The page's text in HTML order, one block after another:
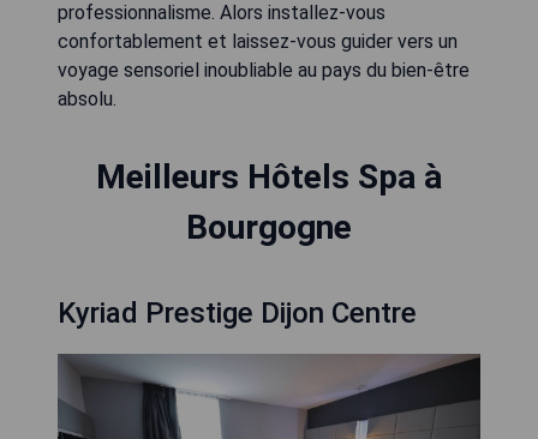
professionnalisme. Alors installez-vous
confortablement et laissez-vous guider vers un
voyage sensoriel inoubliable au pays du bien-être
absolu.
Meilleurs Hôtels Spa à
Bourgogne
Kyriad Prestige Dijon Centre